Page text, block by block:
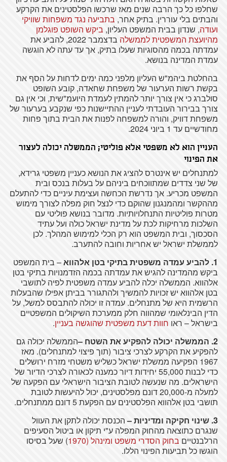
שחלפו כל כך הרבה שנים מאז שרכשו הפלסטינים את הקרקע
והבתים בלי עוררין. בתיק אחר, בתביעה נגד משפחות שוויקי
ועודה, שנדון בבית המשפט העליון, ביקש השופט פוגלמן
מהיועצת המשפטית לממשלה
בדצמבר 2022, להביע את
עמדתה בכמה מהסוגיות שעלו בתיק, אך עד עתה לא הוגשה
עמדת המדינה בנושא.
בהחלטת ביהמ"ש העליון מלפני כמה ימים לדחות על הסף את
בקשת רשות הערעור של משפחת שחאדה, קובע השופט
סולברג כי אין צורך יותר להמתין לעמדת היועמ"שית, וכי אין גם
צורך בבירור העובדתי לעניין ההתיישנות כפי שנקבע בערעור של
משפחת דוויק, והורה למשפחה לפנות את הבית בתוך פחות
מחודשיים עד 1 ביוני 2024.
העניין הוא לא משפטי אלא פוליטי; הממשלה יכולה לעצור
את הפינוי
למתנחלים יש אינטרס להציג את הנושא כעניין משפטי גרידא,
של שני צדדים שמתווכחים ביניהם על בעלות בנכס ובית
המשפט מכריע. אך נדרשת הכחשה ועצימת עיניים כדי להתעלם
מההקשר ומהמנגנון שהוקם כדי לנצל חוק מפלה לצורך מימוש
מטרות פוליטיות התנחלויותיות. מדובר בנושא פוליטי עם
השלכות מרחיקות לכת על מדינת ישראל כולה ועל עתיד
הסכסוך, ובית המשפט הוא רק הכלי למימוש המהלך. לכן
לממשלת ישראל יש אחריות וחובה להתערב.
1. להביע עמדה משפטית בתיקי בטן אלהווא
– בית המשפט
ביקש מהמדינה להגיש את עמדתה בכמה הזדמנויות בתיקי בטן
אלהווא. הממשלה יכלה להביע עמדה משפטית לפיה לתושבי
בטן אלהווא יש זכויות להמשיך ולהתגורר בביתן אפילו שהבעלות
הרשמית היא של מתנחלים. עמדה זו יכולה להתבסס למשל, על
הדין הבינלאומי שמהווה חלק ממערכת השיקולים המשפטיים
בישראל – ראו חוות דעת משפטית שהוגשה בעניין.
2. הממשלה יכולה להפקיע את השטח
–הממשלה יכולה גם
להפקיע את הקרקע לצרכי ציבור (תוך פיצוי למתנחלים). מאז
1967 הפקיעה ממשלת ישראל כשליש משטחי מזרח ירושלים
כדי לבנות 55,000 יחידות דיור כמענה לכאורה לצרכי הדיור של
הישראלים. מה שנעשה לטובת הציבור הישראלי עם הפקעה של
למעלה מ-20,000 דונם מפלסטינים, יכול להיעשות לטובת
תושבי בטן אלהווא הפלסטינים עם הפקעת 5 דונם ממתנחלים.
3. שינוי חקיקה ומדיניות
–הכנסת יכולה לתקן את העוול
שנגרם כתוצאה מהחוק המפלה ע"י תיקון או ביטול הסעיפים
הרלבנטיים בחוק הסדרי משפט ומינהל (1970
) שעל בסיסו
הוגשו כל תביעות הפינוי הללו.